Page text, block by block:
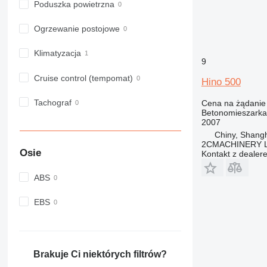
Poduszka powietrzna
Ogrzewanie postojowe
Klimatyzacja
Cruise control (tempomat)
Tachograf
Osie
ABS
EBS
Brakuje Ci niektórych filtrów?
9
Hino 500
Cena na żądanie
Betonomieszarka
2007
Chiny,
2CMACHINERY
Kontakt z